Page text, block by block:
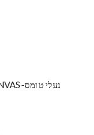
נעלי טומס-TOMS SHOES – CLASSIC RED CANVAS